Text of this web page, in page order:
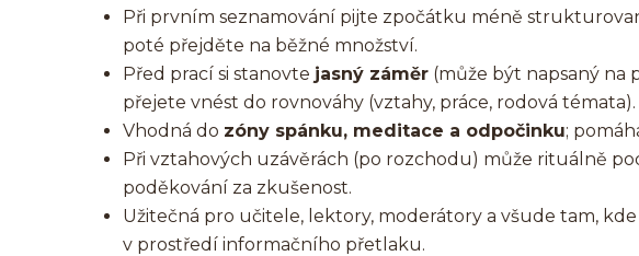
Při prvním seznamování pijte zpočátku méně
poté přejděte na běžné množství.
Před prací si stanovte jasný záměr (může být napsaný na
přejete vnést do rovnováhy (vztahy, práce, rodová témata).
Vhodná do zóny spánku, meditace a odpočinku;
Při vztahových uzávěrách (po rozchodu) může rituálně
poděkování za zkušenost.
Užitečná pro učitele, lektory, moderátory a všude tam,
v prostředí informačního přetlaku.